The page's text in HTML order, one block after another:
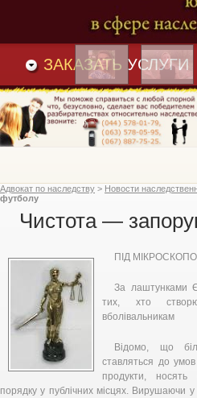
ЗАКАЗАТЬ УСЛУГИ
Адвокат по наследству > Новости
футболу
Чистота —
ПІД
За лаштунками
тих, хто
вболівальникам
Відомо, що
ставляться до умов
продукти, носять
порядку у публічних місцях. Вирушаючи